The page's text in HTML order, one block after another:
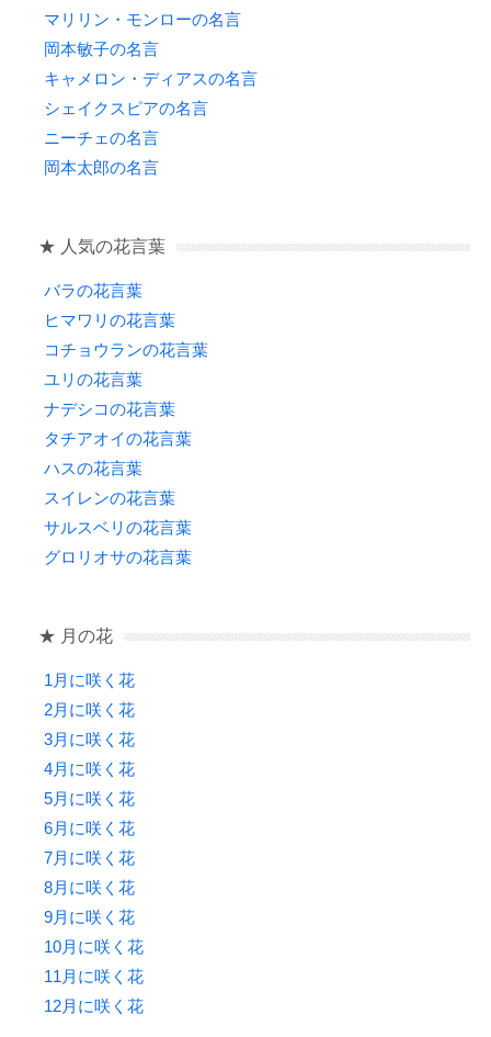
マリリン・モンローの名言
岡本敏子の名言
キャメロン・ディアスの名言
シェイクスピアの名言
ニーチェの名言
岡本太郎の名言
★ 人気の花言葉
バラの花言葉
ヒマワリの花言葉
コチョウランの花言葉
ユリの花言葉
ナデシコの花言葉
タチアオイの花言葉
ハスの花言葉
スイレンの花言葉
サルスベリの花言葉
グロリオサの花言葉
★ 月の花
1月に咲く花
2月に咲く花
3月に咲く花
4月に咲く花
5月に咲く花
6月に咲く花
7月に咲く花
8月に咲く花
9月に咲く花
10月に咲く花
11月に咲く花
12月に咲く花